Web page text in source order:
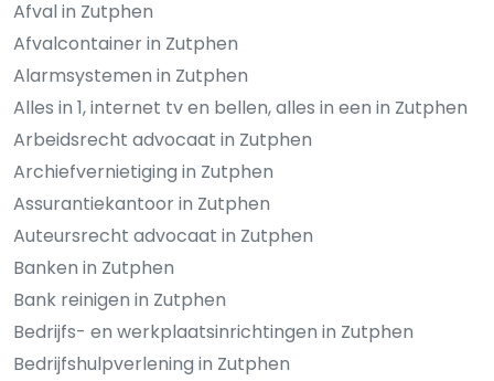
Afval in Zutphen
Afvalcontainer in Zutphen
Alarmsystemen in Zutphen
Alles in 1, internet tv en bellen, alles in een in Zutphen
Arbeidsrecht advocaat in Zutphen
Archiefvernietiging in Zutphen
Assurantiekantoor in Zutphen
Auteursrecht advocaat in Zutphen
Banken in Zutphen
Bank reinigen in Zutphen
Bedrijfs- en werkplaatsinrichtingen in Zutphen
Bedrijfshulpverlening in Zutphen